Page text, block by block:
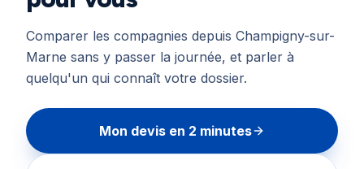
Comparer les compagnies depuis Champigny-sur-
Marne sans y passer la journée, et parler à
quelqu'un qui connaît votre dossier.
Mon devis en 2 minutes